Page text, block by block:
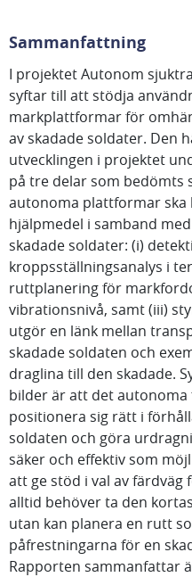
Sammanfattning
I projektet Autonom
syftar till att stödja
markplattformar för
av skadade soldater. Den
utvecklingen i projektet
på tre delar som bedömts
autonoma plattformar ska
hjälpmedel i samband
skadade soldater: (i)
kroppsställningsanalys i
ruttplanering för
vibrationsnivå, samt (iii)
utgör en länk mellan
skadade soldaten och
draglina till den skadade.
bilder är att det autonoma
positionera sig rätt i
soldaten och göra
säker och effektiv som
att ge stöd i val av
alltid behöver ta den
utan kan planera en rutt
påfrestningarna för en
Rapporten sammanfattar